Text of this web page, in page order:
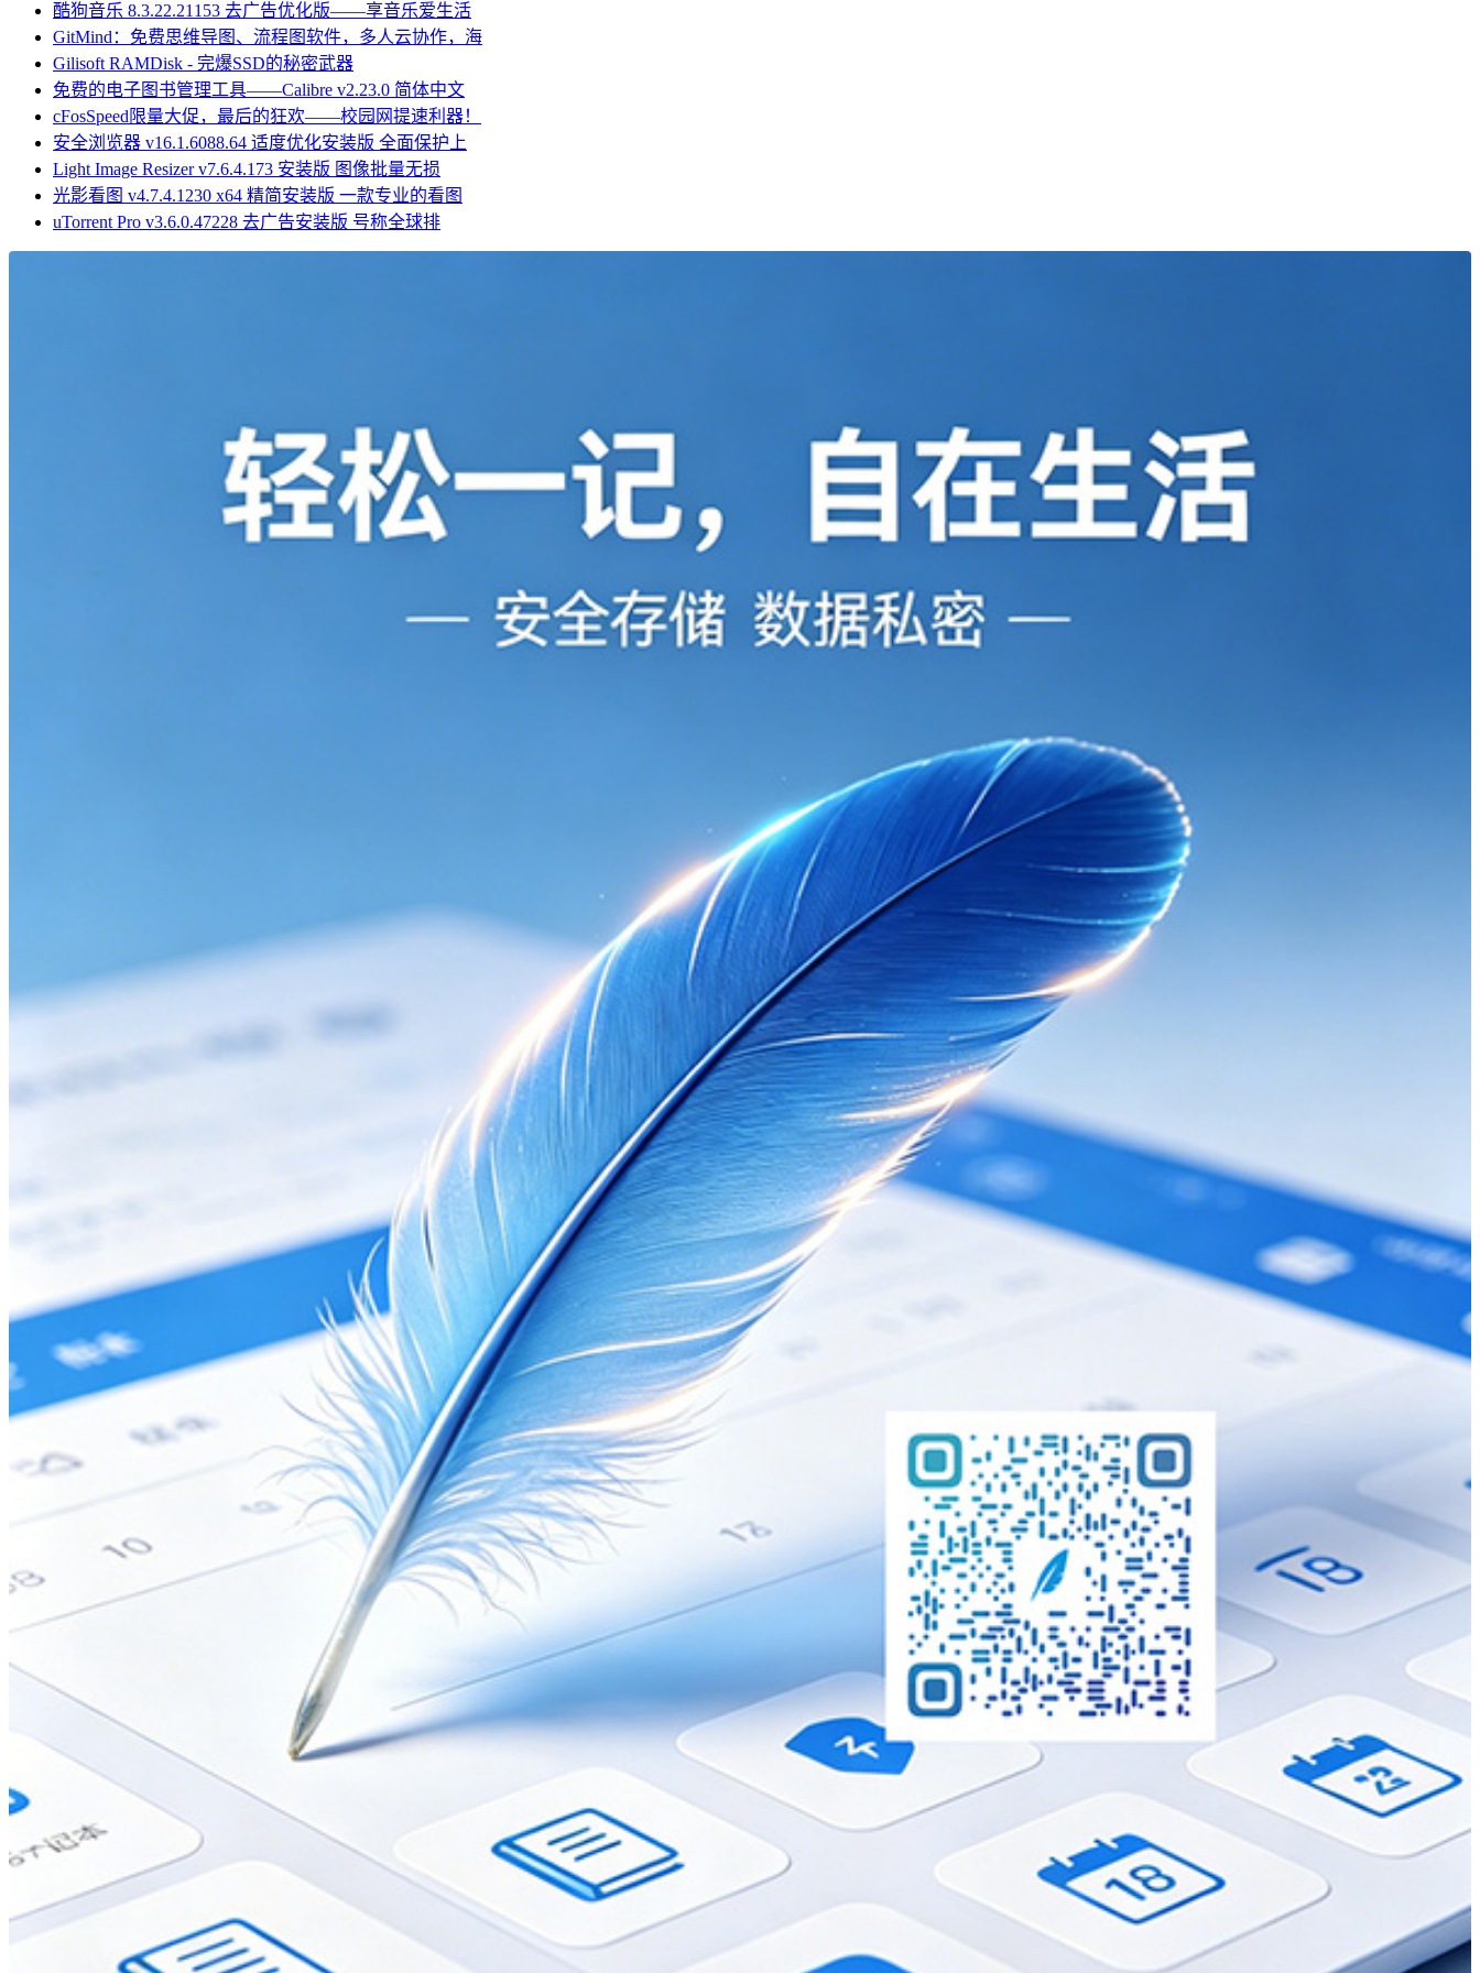
酷狗音乐 8.3.22.21153 去广告优化版——享音乐爱生活
GitMind：免费思维导图、流程图软件，多人云协作，海
Gilisoft RAMDisk - 完爆SSD的秘密武器
免费的电子图书管理工具——Calibre v2.23.0 简体中文
cFosSpeed限量大促，最后的狂欢——校园网提速利器！
安全浏览器 v16.1.6088.64 适度优化安装版 全面保护上
Light Image Resizer v7.6.4.173 安装版 图像批量无损
光影看图 v4.7.4.1230 x64 精简安装版 一款专业的看图
uTorrent Pro v3.6.0.47228 去广告安装版 号称全球排